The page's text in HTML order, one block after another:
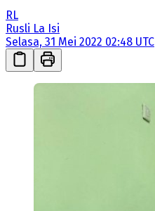
RL
Rusli La Isi
Selasa, 31 Mei 2022 02:48 UTC